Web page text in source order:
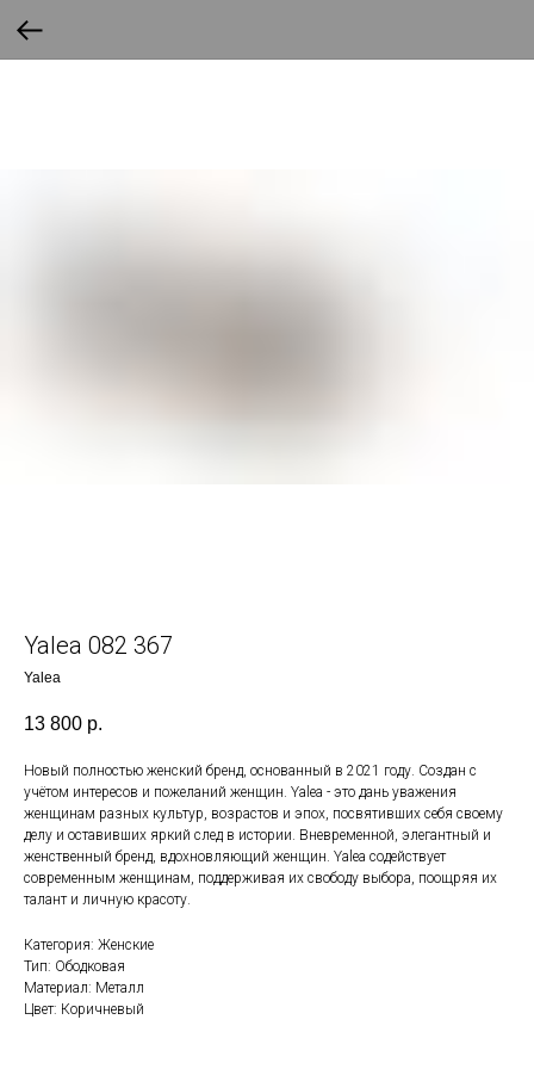
Yalea 082 367
Yalea
13 800 р.
Новый полностью женский бренд, основанный в 2021 году. Создан с
учётом интересов и пожеланий женщин. Yalea - это дань уважения
женщинам разных культур, возрастов и эпох, посвятивших себя своему
делу и оставивших яркий след в истории. Вневременной, элегантный и
женственный бренд, вдохновляющий женщин. Yalea содействует
современным женщинам, поддерживая их свободу выбора, поощряя их
талант и личную красоту.
Категория: Женские
Тип: Ободковая
Материал: Металл
Цвет: Коричневый